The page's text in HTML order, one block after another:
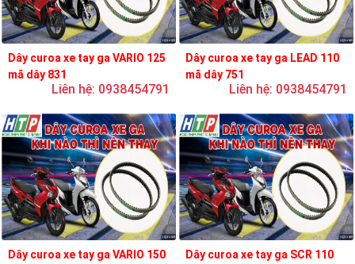
Dây curoa xe tay ga VARIO 125
mã dây 831
Liên hệ: 0938454791
Dây curoa xe tay ga LEAD 110
mã dây 751
Liên hệ: 0938454791
Dây curoa xe tay ga VARIO 150
Dây curoa xe tay ga SCR 110